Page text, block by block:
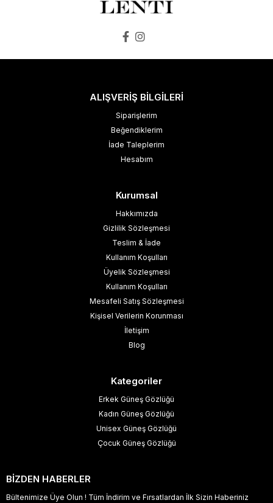
ALIŞVERİŞ BİLGİLERİ
Siparişlerim
Beğendiklerim
İade Taleplerim
Hesabım
Kurumsal
Hakkımızda
Gizlilik Sözleşmesi
Teslim & İade
Kullanım Koşulları
Üyelik Sözleşmesi
Kullanım Koşulları
Mesafeli Satış Sözleşmesi
Kişisel Verilerin Korunması
İletişim
Blog
Kategoriler
Erkek Güneş Gözlüğü
Kadın Güneş Gözlüğü
Unisex Güneş Gözlüğü
Çocuk Güneş Gözlüğü
BİZDEN HABERLER
Bültenimize Üye Olun ! Tüm İndirim ve Fırsatlardan İlk Sizin Haberiniz